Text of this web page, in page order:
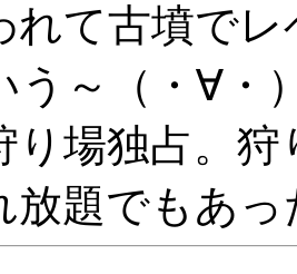
れて古墳で
う～（・∀・
り場独占。
題でもあっ